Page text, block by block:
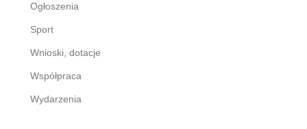
Ogłoszenia
Sport
Wnioski, dotacje
Współpraca
Wydarzenia